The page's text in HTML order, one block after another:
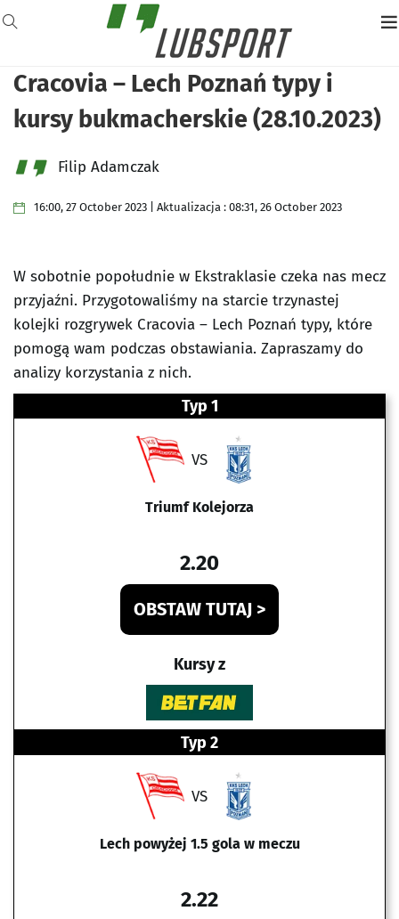
Cracovia – Lech Poznań typy i
kursy bukmacherskie (28.10.2023)
Filip Adamczak
16:00, 27 October 2023 | Aktualizacja : 08:31, 26 October 2023
W sobotnie popołudnie w Ekstraklasie czeka nas mecz
przyjaźni. Przygotowaliśmy na starcie trzynastej
kolejki rozgrywek Cracovia – Lech Poznań typy, które
pomogą wam podczas obstawiania. Zapraszamy do
analizy korzystania z nich.
Typ 1
VS
Triumf Kolejorza
2.20
OBSTAW TUTAJ >
Kursy z
Typ 2
VS
Lech powyżej 1.5 gola w meczu
2.22